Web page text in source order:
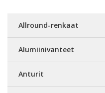
Allround-renkaat
Alumiinivanteet
Anturit